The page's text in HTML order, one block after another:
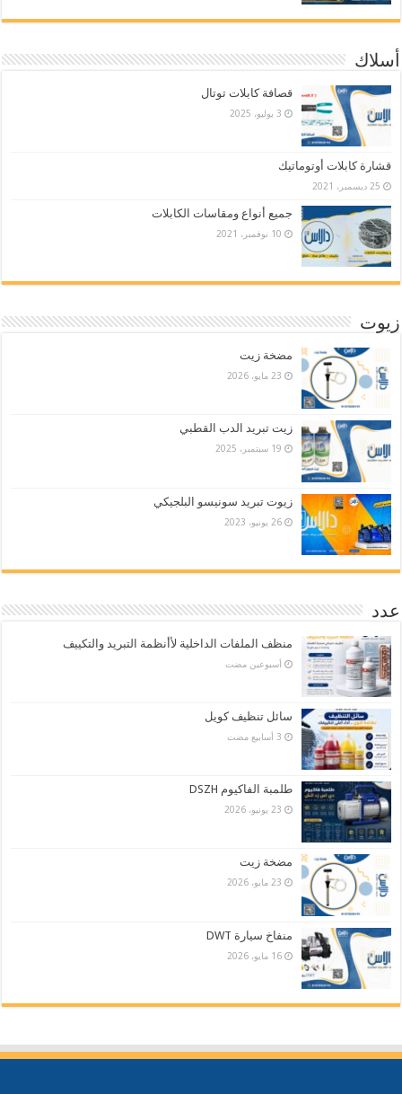
أسلاك
قصافة كابلات توتال
3 يوليو، 2025
قشارة كابلات أوتوماتيك
25 ديسمبر، 2021
جميع أنواع ومقاسات الكابلات
10 نوفمبر، 2021
زيوت
مضخة زيت
23 مايو، 2026
زيت تبريد الدب القطبي
19 سبتمبر، 2025
زيوت تبريد سونيسو البلجيكي
26 يونيو، 2023
عدد
منظف الملفات الداخلية لأأنظمة التبريد والتكييف
‏أسبوعين مضت
سائل تنظيف كويل
طلمبة الفاكيوم DSZH
23 يونيو، 2026
مضخة زيت
23 مايو، 2026
منفاخ سيارة DWT
16 مايو، 2026